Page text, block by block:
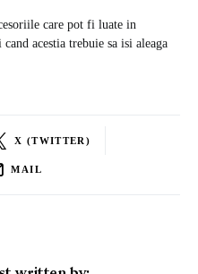
care pot fi luate in
acestia trebuie sa isi aleaga
X (TWITTER)
MAIL